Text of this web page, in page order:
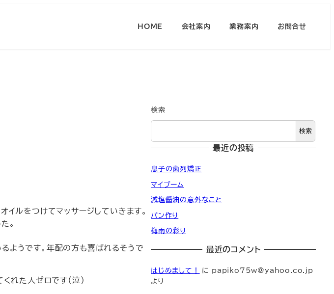
HOME 会社案内 業務案内 お問合せ
イルをつけてマッサージしていきます。
。
ようです。年配の方も喜ばれるそうで
れた人ゼロです（泣）
検索
検索
最近の投稿
息子の歯列矯正
マイブーム
減塩醤油の意外なこと
パン作り
梅雨の彩り
最近のコメント
はじめまして！ に papiko75w@yahoo.co.jp
より